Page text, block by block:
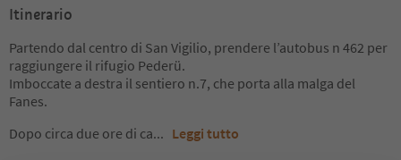
Itinerario
Partendo dal centro di San Vigilio, prendere l’autobus n 462 per
raggiungere il rifugio Pederü.
Imboccate a destra il sentiero n.7, che porta alla malga del
Fanes.
Dopo circa due ore di ca... Leggi tutto